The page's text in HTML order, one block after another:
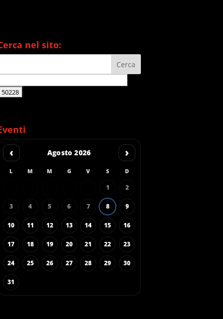
nel sito:
‹ Agosto 2026 ›
L M M G V S D
1 2
3 4 5 6 7 8 9
10 11 12 13 14 15 16
17 18 19 20 21 22 23
24 25 26 27 28 29 30
31